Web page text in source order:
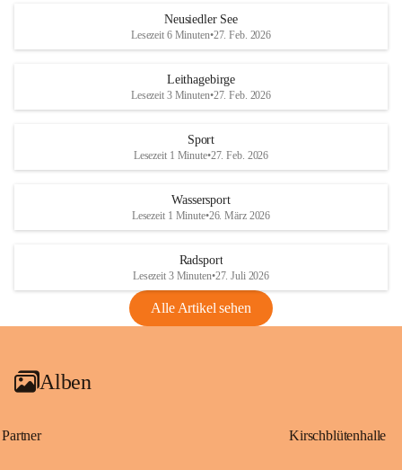
S
und den daraus folgenden wirtschaftlichen
Maßnahmen zur Bekämpfung
Rebe und der Amerikanischen
Anhang VBl. EU Nr. 18
1 Seite•1,4 MB
VBl. EU Nr. 18_2026
r
S
Neusiedler See
Lesezeit 6 Minuten•27. Feb. 2026
Leithagebirge
Lesezeit 3 Minuten•27. Feb. 2026
Sport
Lesezeit 1 Minute•27. Feb. 2026
Wassersport
Lesezeit 1 Minute•26. März 2026
Radsport
Lesezeit 3 Minuten•27. Juli 2026
Alle Artikel sehen
Alben
Partner Kirschblütenhalle